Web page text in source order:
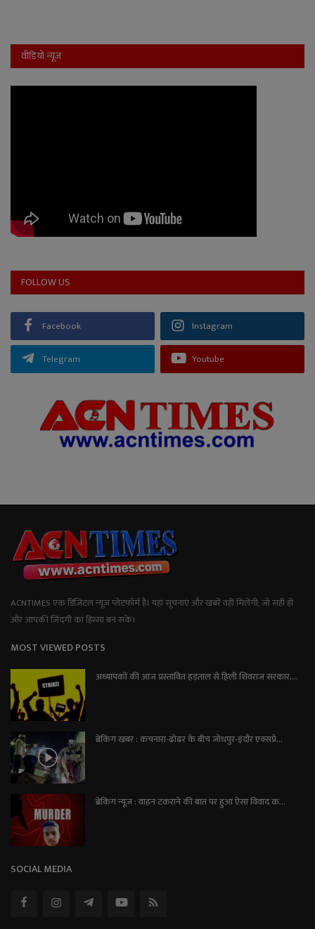
वीडियो न्यूज
FOLLOW US
Facebook Instagram
Telegram Youtube
ACNTIMES एक डिजिटल न्यूज प्लेटफॉर्म है। यहां सूचनाएं और खबरें वही मिलेंगी, जो सही हों
और आपकी जिंदगी का हिस्सा बन सकें।
MOST VIEWED POSTS
अध्यापकों की आज प्रस्तावित हड़ताल से हिली शिवराज सरकार,...
ब्रेकिंग खबर : कचनारा-ढोढर के बीच जोधपुर-इंदौर एक्सप्रे...
ब्रेकिंग न्यूज़ : वाहन टकराने की बात पर हुआ ऐसा विवाद क...
SOCIAL MEDIA